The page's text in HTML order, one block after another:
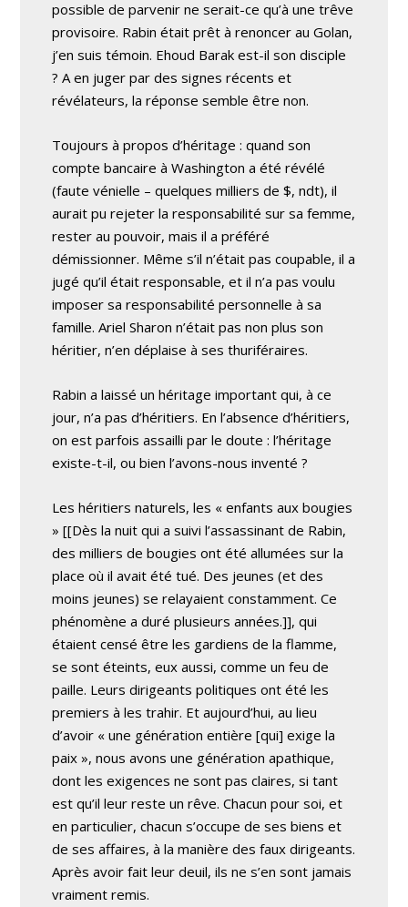
possible de parvenir ne serait-ce qu’à une trêve
provisoire. Rabin était prêt à renoncer au Golan,
j’en suis témoin. Ehoud Barak est-il son disciple
? A en juger par des signes récents et
révélateurs, la réponse semble être non.
Toujours à propos d’héritage : quand son
compte bancaire à Washington a été révélé
(faute vénielle – quelques milliers de $, ndt), il
aurait pu rejeter la responsabilité sur sa femme,
rester au pouvoir, mais il a préféré
démissionner. Même s’il n’était pas coupable, il a
jugé qu’il était responsable, et il n’a pas voulu
imposer sa responsabilité personnelle à sa
famille. Ariel Sharon n’était pas non plus son
héritier, n’en déplaise à ses thuriféraires.
Rabin a laissé un héritage important qui, à ce
jour, n’a pas d’héritiers. En l’absence d’héritiers,
on est parfois assailli par le doute : l’héritage
existe-t-il, ou bien l’avons-nous inventé ?
Les héritiers naturels, les « enfants aux bougies
» [[Dès la nuit qui a suivi l’assassinant de Rabin,
des milliers de bougies ont été allumées sur la
place où il avait été tué. Des jeunes (et des
moins jeunes) se relayaient constamment. Ce
phénomène a duré plusieurs années.]], qui
étaient censé être les gardiens de la flamme,
se sont éteints, eux aussi, comme un feu de
paille. Leurs dirigeants politiques ont été les
premiers à les trahir. Et aujourd’hui, au lieu
d’avoir « une génération entière [qui] exige la
paix », nous avons une génération apathique,
dont les exigences ne sont pas claires, si tant
est qu’il leur reste un rêve. Chacun pour soi, et
en particulier, chacun s’occupe de ses biens et
de ses affaires, à la manière des faux dirigeants.
Après avoir fait leur deuil, ils ne s’en sont jamais
vraiment remis.